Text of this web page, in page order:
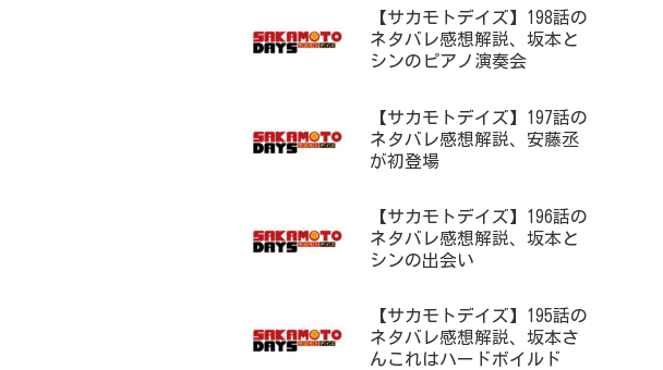
【サカモトデイズ】198話の
ネタバレ感想解説、坂本と
シンのピアノ演奏会
【サカモトデイズ】197話の
ネタバレ感想解説、安藤丞
が初登場
【サカモトデイズ】196話の
ネタバレ感想解説、坂本と
シンの出会い
【サカモトデイズ】195話の
ネタバレ感想解説、坂本さ
んこれはハードボイルド